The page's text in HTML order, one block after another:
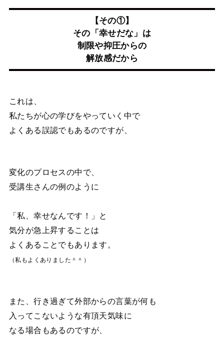
【その①】
その「幸せだな」は
制限や抑圧からの
解放感だから
これは、
私たちが心の学びをやっていく中で
よくある誤認でもあるのですが、
変化のプロセスの中で、
受講生さんの例のように
「私、幸せなんです！」と
気分が急上昇することは
よくあることでもあります。
（私もよくありました＾＾）
また、行き過ぎて外部からの言葉が何も
入ってこないような有頂天気味に
なる場合もあるのですが、